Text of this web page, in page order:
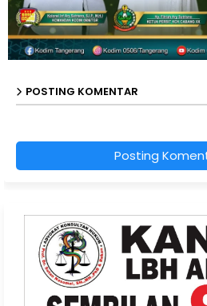
POSTING KOMENTAR
Posting